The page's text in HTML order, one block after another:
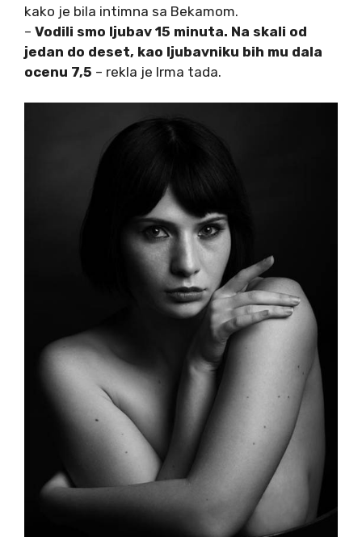
kako je bila intimna sa Bekamom.
– Vodili smo ljubav 15 minuta. Na skali od
jedan do deset, kao ljubavniku bih mu dala
ocenu 7,5 – rekla je Irma tada.